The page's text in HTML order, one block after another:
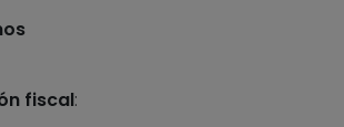
fiscal: